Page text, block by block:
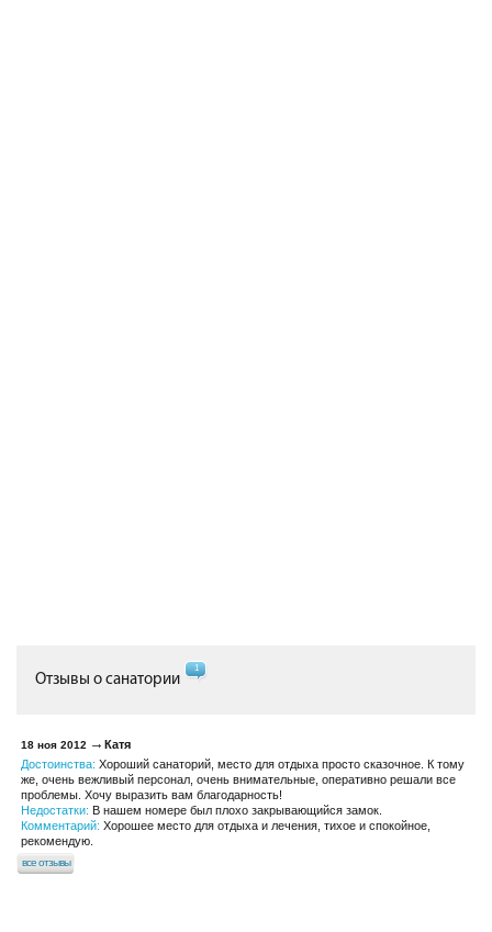
Отзывы о санатории
1
18 ноя 2012
Катя
Достоинства: Хороший санаторий, место для отдыха просто сказочное. К тому
же, очень вежливый персонал, очень внимательные, оперативно решали все
проблемы. Хочу выразить вам благодарность!
Недостатки: В нашем номере был плохо закрывающийся замок.
Комментарий: Хорошее место для отдыха и лечения, тихое и спокойное,
рекомендую.
все отзывы